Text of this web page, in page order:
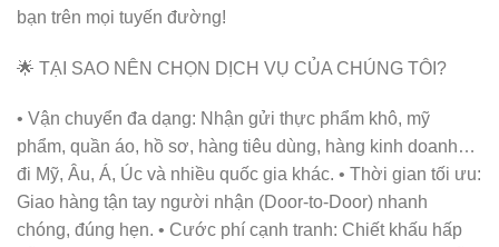
bạn trên mọi tuyến đường!
🌟 TẠI SAO NÊN CHỌN DỊCH VỤ CỦA CHÚNG TÔI?
• Vận chuyển đa dạng: Nhận gửi thực phẩm khô, mỹ
phẩm, quần áo, hồ sơ, hàng tiêu dùng, hàng kinh doanh…
đi Mỹ, Âu, Á, Úc và nhiều quốc gia khác. • Thời gian tối ưu:
Giao hàng tận tay người nhận (Door-to-Door) nhanh
chóng, đúng hẹn. • Cước phí cạnh tranh: Chiết khấu hấp